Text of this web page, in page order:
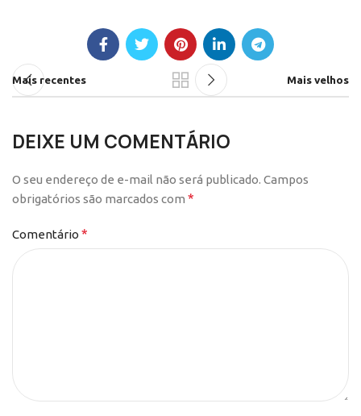
Mais recentes Mais velhos
DEIXE UM COMENTÁRIO
O seu endereço de e-mail não será publicado. Campos
obrigatórios são marcados com *
Comentário *